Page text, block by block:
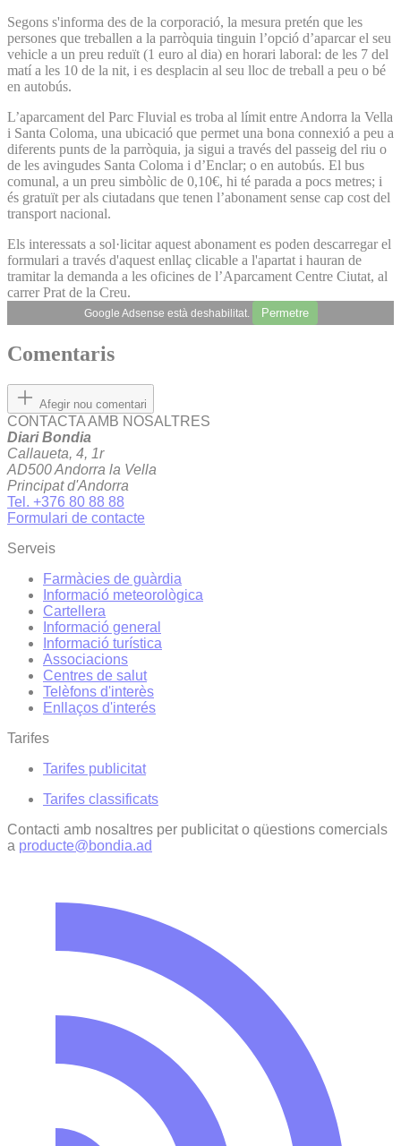
Segons s'informa des de la corporació, la mesura pretén que les
persones que treballen a la parròquia tinguin l’opció d’aparcar el seu
vehicle a un preu reduït (1 euro al dia) en horari laboral: de les 7 del
matí a les 10 de la nit, i es desplacin al seu lloc de treball a peu o bé
en autobús.
L’aparcament del Parc Fluvial es troba al límit entre Andorra la Vella
i Santa Coloma, una ubicació que permet una bona connexió a peu a
diferents punts de la parròquia, ja sigui a través del passeig del riu o
de les avingudes Santa Coloma i d’Enclar; o en autobús. El bus
comunal, a un preu simbòlic de 0,10€, hi té parada a pocs metres; i
és gratuït per als ciutadans que tenen l’abonament sense cap cost del
transport nacional.
Els interessats a sol·licitar aquest abonament es poden descarregar el
formulari a través d'aquest enllaç clicable a l'apartat i hauran de
tramitar la demanda a les oficines de l’Aparcament Centre Ciutat, al
carrer Prat de la Creu.
Google Adsense està deshabilitat. Permetre
Comentaris
Afegir nou comentari
CONTACTA AMB NOSALTRES
Diari Bondia
Callaueta, 4, 1r
AD500 Andorra la Vella
Principat d'Andorra
Tel. +376 80 88 88
Formulari de contacte
Serveis
Farmàcies de guàrdia
Informació meteorològica
Cartellera
Informació general
Informació turística
Associacions
Centres de salut
Telèfons d'interès
Enllaços d'interés
Tarifes
Tarifes publicitat
Tarifes classificats
Contacti amb nosaltres per publicitat o qüestions comercials
a producte@bondia.ad